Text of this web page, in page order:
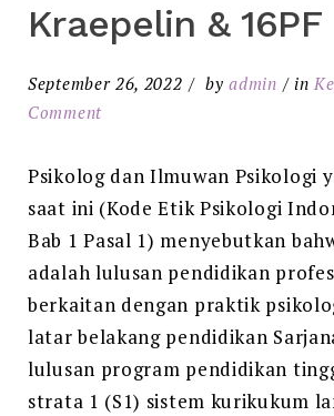
Kraepelin & 16PF
September 26, 2022 byadmin in
Comment
Psikolog dan Ilmuwan Psikologi
saat ini (Kode Etik Psikologi
Bab 1 Pasal 1) menyebutkan
adalah lulusan pendidikan
berkaitan dengan praktik
latar belakang pendidikan
lulusan program pendidikan
strata 1 (S1) sistem kurikukum